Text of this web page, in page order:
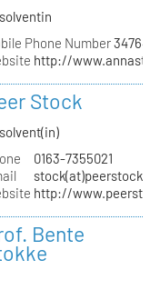
Phone Number
http://
Stock
0163-7355021
http://
Bente